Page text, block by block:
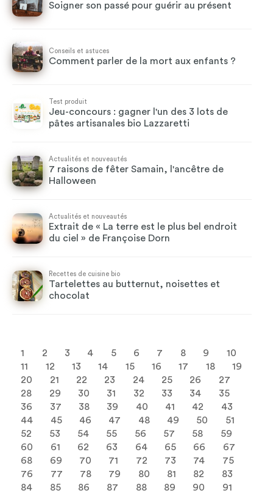
Soigner son passé pour guérir au présent
Conseils et astuces
Comment parler de la mort aux enfants ?
Test produit
Jeu-concours : gagner l'un des 3 lots de
pâtes artisanales bio Lazzaretti
Actualités et nouveautés
7 raisons de fêter Samain, l'ancêtre de
Halloween
Actualités et nouveautés
Extrait de « La terre est le plus bel endroit
du ciel » de Françoise Dorn
Recettes de cuisine bio
Tartelettes au butternut, noisettes et
chocolat
1 2 3 4 5 6 7 8 9
10
11
12 13 14 15 16 17 18
19
20
21 22 23 24 25 26
27
28
29 30 31 32 33 34
35
36
37 38 39 40 41 42
43
44
45 46 47 48 49 50
51
52
53 54 55 56 57 58
59
60
61 62 63 64 65 66
67
68
69 70 71 72 73 74
75
76
77 78 79 80 81 82
83
84
85 86 87 88 89 90
91